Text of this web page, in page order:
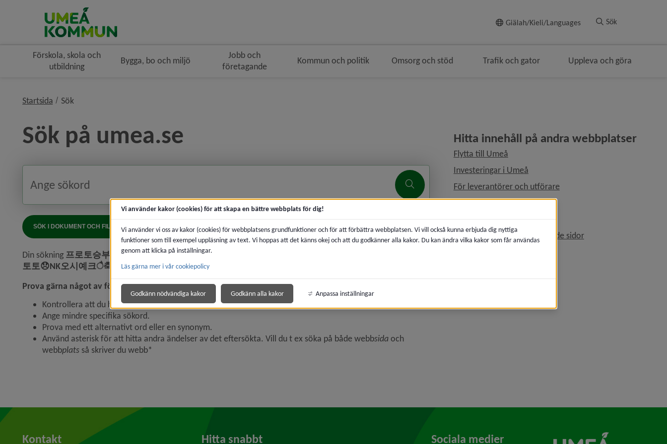
Giälah/Kieli/Languages Sök
Förskola, skola och
utbildning
Bygga, bo och miljö
Jobb och
företagande
Kommun och politik Omsorg och stöd Trafik och gator Uppleva och göra
Startsida Söknivå i brödsmulenavigeringen
Sök på umea.se
Sök
Din sökning 프로토승부식102회차 CDDC7.COM 프로모션코드 B77 Spanishൡ디나모사사리☯프로토와이즈
토토😞NK오시예크ै축구토토하는법/matchade inte något dokument
Prova gärna något av följande:
Kontrollera att du har stavat korrekt.
Ange mindre specifika sökord.
Prova med ett alternativt ord eller en synonym.
Använd asterisk för att hitta andra ändelser av det eftersökta. Vill du t ex söka på både webbsidaoch
webbplats så skriver du webb*
SÖK I DOKUMENT OCH FILER
Hitta innehåll på andra webbplatser
Flytta till Umeå
Investeringar i Umeå
För leverantörer och utförare
Sök på alla webbplatser
Få söktips, rapportera saknade sidor
Kontakt Hitta snabbt Sociala medier
Vi använder kakor (cookies) för att skapa en bättre webbplats för dig!
Vi använder vi oss av kakor (cookies) för webbplatsens grundfunktioner och för att förbättra webbplatsen. Vi vill också kunna erbjuda dig nyttiga
funktioner som till exempel uppläsning av text. Vi hoppas att det känns okej och att du godkänner alla kakor. Du kan ändra vilka kakor som får användas
genom att klicka på inställningar.
Läs gärna mer i vår cookiepolicy
Godkänn nödvändiga kakor Godkänn alla kakor Anpassa inställningar